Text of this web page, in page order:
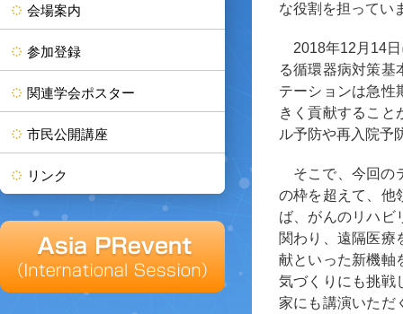
会場案内
参加登録
関連学会ポスター
市民公開講座
リンク
な役割を担ってい
2018年12月14
る循環器病対策基
テーションは急性
きく貢献すること
ル予防や再入院予
そこで、今回の
の枠を超えて、他
ば、がんのリハビ
関わり、遠隔医療
献といった新機軸
気づくりにも挑戦
家にも講演いただ